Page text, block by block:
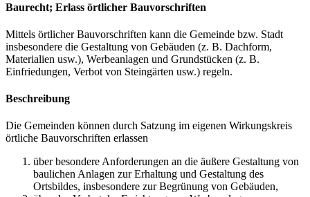
Baurecht; Erlass örtlicher Bauvorschriften
Mittels örtlicher Bauvorschriften kann die Gemeinde bzw. Stadt
insbesondere die Gestaltung von Gebäuden (z. B. Dachform,
Materialien usw.), Werbeanlagen und Grundstücken (z. B.
Einfriedungen, Verbot von Steingärten usw.) regeln.
Beschreibung
Die Gemeinden können durch Satzung im eigenen Wirkungskreis
örtliche Bauvorschriften erlassen
über besondere Anforderungen an die äußere Gestaltung von
baulichen Anlagen zur Erhaltung und Gestaltung des
Ortsbildes, insbesondere zur Begrünung von Gebäuden,